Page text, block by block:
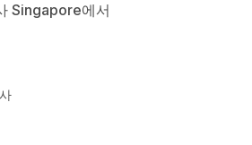
Singapore에서